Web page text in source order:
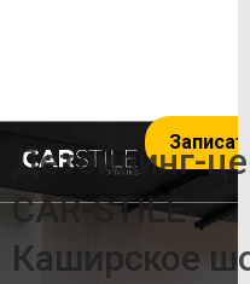
Детейлинг-
CAR-STILE
Каширское